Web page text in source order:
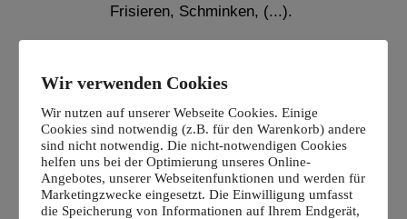
Frisieren, Schminken, (...).
Arbeiten an! So kannst du dich direkt selbst
überzeugen.
Viel Spaß beim Durchstöbern!
Mehr über mich erfahren
Wir verwenden Cookies
Wir nutzen auf unserer Webseite Cookies. Einige
Cookies sind notwendig (z.B. für den Warenkorb) andere
sind nicht notwendig. Die nicht-notwendigen Cookies
helfen uns bei der Optimierung unseres Online-
Angebotes, unserer Webseitenfunktionen und werden für
Marketingzwecke eingesetzt. Die Einwilligung umfasst
die Speicherung von Informationen auf Ihrem Endgerät,